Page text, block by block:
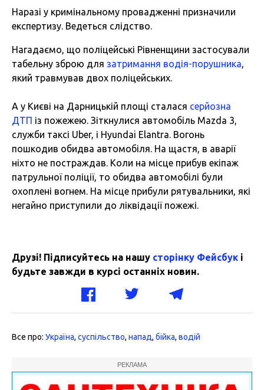
Наразі у кримінальному провадженні призначили
експертизу. Ведеться слідство.
Нагадаємо, що поліцейські Рівненщини застосували
табельну зброю для затримання водія-порушника,
який травмував двох поліцейських.
А у Києві на Дарницькій площі сталася серйозна
ДТП із пожежею. Зіткнулися автомобіль Mazda 3,
служби таксі Uber, і Hyundai Elantra. Вогонь
пошкодив обидва автомобіля. На щастя, в аварії
ніхто не постраждав. Коли на місце прибув екіпаж
патрульної поліції, то обидва автомобілі були
охоплені вогнем. На місце прибули рятувальники, які
негайно приступили до ліквідації пожежі.
Друзі! Підписуйтесь на нашу сторінку Фейсбук і
будьте завжди в курсі останніх новин.
Все про: Україна, суспільство, напад, бійка, водій
РЕКЛАМА